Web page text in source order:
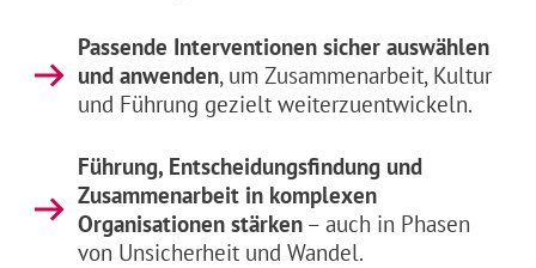
Passende Interventionen sicher auswählen
und anwenden, um Zusammenarbeit, Kultur
und Führung gezielt weiterzuentwickeln.
Führung, Entscheidungsfindung und
Zusammenarbeit in komplexen
Organisationen stärken – auch in Phasen
von Unsicherheit und Wandel.